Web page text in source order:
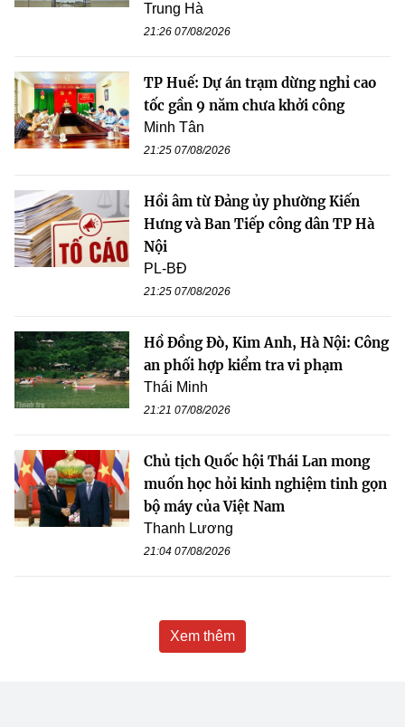
Trung Hà
21:26 07/08/2026
TP Huế: Dự án trạm dừng nghỉ cao
tốc gần 9 năm chưa khởi công
Minh Tân
21:25 07/08/2026
Hồi âm từ Đảng ủy phường Kiến
Hưng và Ban Tiếp công dân TP Hà
Nội
PL-BĐ
21:25 07/08/2026
Hồ Đồng Đò, Kim Anh, Hà Nội: Công
an phối hợp kiểm tra vi phạm
Thái Minh
21:21 07/08/2026
Chủ tịch Quốc hội Thái Lan mong
muốn học hỏi kinh nghiệm tinh gọn
bộ máy của Việt Nam
Thanh Lương
21:04 07/08/2026
Xem thêm